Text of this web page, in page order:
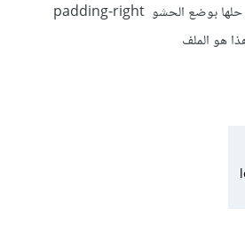
الذي بداخله العربة حاولت حلها بوضع الحشو padding-right